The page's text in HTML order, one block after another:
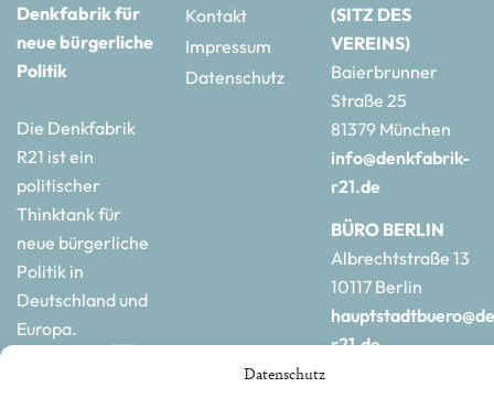
Datenschutz
Denkfabrik für
neue bürgerliche
Politik
Die Denkfabrik
R21 ist ein
politischer
Thinktank für
neue bürgerliche
Politik in
Deutschland und
Europa.
Kontakt
Impressum
Datenschutz
(SITZ DES
VEREINS)
Baierbrunner
Straße 25
81379 München
info@denkfabrik-
r21.de
BÜRO BERLIN
Albrechtstraße 13
10117 Berlin
r21.de